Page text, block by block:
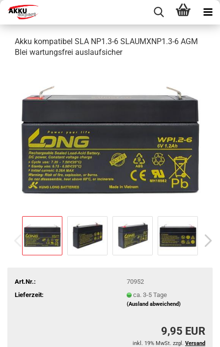
Akku kompatibel SLA NP1.3-6 SLAUMXNP1.3-6 AGM
Blei wartungsfrei auslaufsicher
Art.Nr.:
70952
Lieferzeit:
ca. 3-5 Tage
(Ausland abweichend)
9,95 EUR
inkl. 19% MwSt. zzgl. Versand